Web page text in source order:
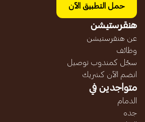
حمل التطبيق الآن
هنقرستيشن
عن هنقرستيشن
وظائف
سجّل كمندوب توصيل
انضم الآن كشريك
متواجدين في
الدمام
جده